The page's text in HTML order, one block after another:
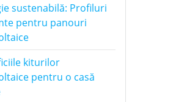
sustenabilă: Profiluri
pentru panouri
kiturilor
pentru o casă